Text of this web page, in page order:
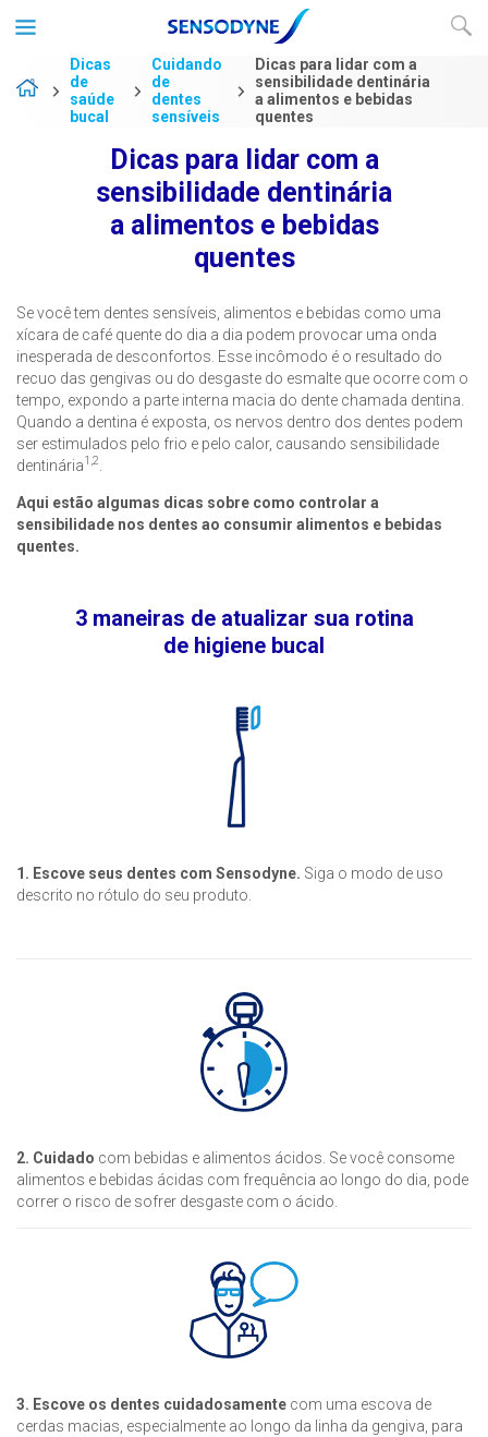
Dicas
de
saúde
bucal
Cuidando
de
dentes
sensíveis
Dicas para lidar com a
sensibilidade dentinária
a alimentos e bebidas
quentes
Dicas para lidar com a
sensibilidade dentinária
a alimentos e bebidas
quentes
Se você tem dentes sensíveis, alimentos e bebidas como uma
xícara de café quente do dia a dia podem provocar uma onda
inesperada de desconfortos. Esse incômodo é o resultado do
recuo das gengivas ou do desgaste do esmalte que ocorre com o
tempo, expondo a parte interna macia do dente chamada dentina.
Quando a dentina é exposta, os nervos dentro dos dentes podem
ser estimulados pelo frio e pelo calor, causando sensibilidade
dentinária1,2
Aqui estão algumas dicas sobre como controlar a
sensibilidade nos dentes ao consumir alimentos e bebidas
quentes.
3 maneiras de atualizar sua rotina
de higiene bucal
1. Escove seus dentes com Sensodyne. Siga o modo de uso
descrito no rótulo do seu produto.
2. Cuidado com bebidas e alimentos ácidos. Se você consome
alimentos e bebidas ácidas com frequência ao longo do dia, pode
correr o risco de sofrer desgaste com o ácido.
3. Escove os dentes cuidadosamente com uma escova de
cerdas macias, especialmente ao longo da linha da gengiva, para